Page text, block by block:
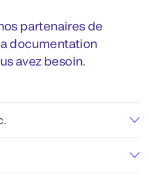
partenaires de
documentation
avez besoin.